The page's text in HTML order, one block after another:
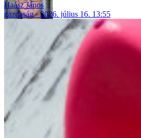
Haász János
gazdaság
2026. július 16. 13:55